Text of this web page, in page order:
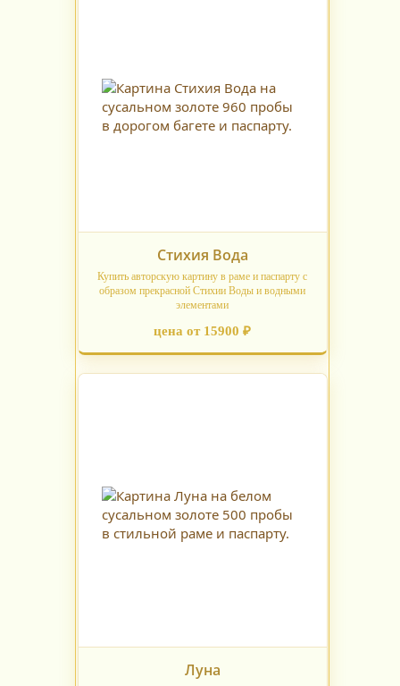
Стихия Вода
Купить авторскую картину в раме и паспарту с
образом прекрасной Стихии Воды и водными
элементами
цена от 15900 ₽
Луна